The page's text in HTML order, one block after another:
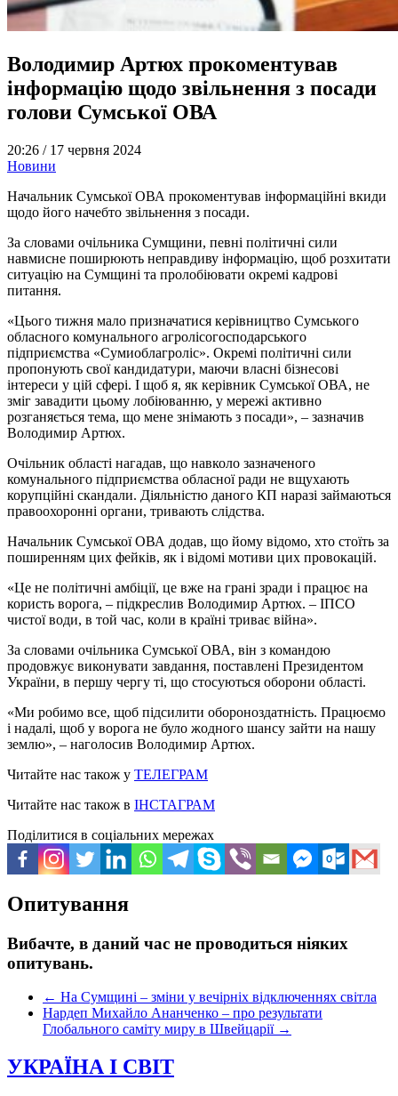
Володимир Артюх прокоментував
інформацію щодо звільнення з посади
голови Сумської ОВА
20:26 / 17 червня 2024
Новини
Начальник Сумської ОВА прокоментував інформаційні вкиди
щодо його начебто звільнення з посади.
За словами очільника Сумщини, певні політичні сили
навмисне поширюють неправдиву інформацію, щоб розхитати
ситуацію на Сумщині та пролобіювати окремі кадрові
питання.
«Цього тижня мало призначатися керівництво Сумського
обласного комунального агролісогосподарського
підприємства «Сумиоблагроліс». Окремі політичні сили
пропонують свої кандидатури, маючи власні бізнесові
інтереси у цій сфері. І щоб я, як керівник Сумської ОВА, не
зміг завадити цьому лобіюванню, у мережі активно
розганяється тема, що мене знімають з посади», – зазначив
Володимир Артюх.
Очільник області нагадав, що навколо зазначеного
комунального підприємства обласної ради не вщухають
корупційні скандали. Діяльністю даного КП наразі займаються
правоохоронні органи, тривають слідства.
Начальник Сумської ОВА додав, що йому відомо, хто стоїть за
поширенням цих фейків, як і відомі мотиви цих провокацій.
«Це не політичні амбіції, це вже на грані зради і працює на
користь ворога, – підкреслив Володимир Артюх. – ІПСО
чистої води, в той час, коли в країні триває війна».
За словами очільника Сумської ОВА, він з командою
продовжує виконувати завдання, поставлені Президентом
України, в першу чергу ті, що стосуються оборони області.
«Ми робимо все, щоб підсилити обороноздатність. Працюємо
і надалі, щоб у ворога не було жодного шансу зайти на нашу
землю», – наголосив Володимир Артюх.
Читайте нас також у ТЕЛЕГРАМ
Читайте нас також в ІНСТАГРАМ
Поділитися в соціальних мережах
Опитування
Вибачте, в даний час не проводиться ніяких
опитувань.
← На Сумщині – зміни у вечірніх відключеннях світла
Нардеп Михайло Ананченко – про результати
Глобального саміту миру в Швейцарії →
УКРАЇНА І СВІТ